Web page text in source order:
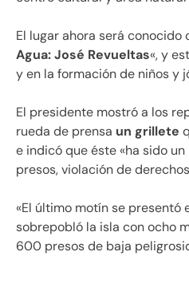
El lugar ahora será conocido
Agua: José Revueltas«, y
y en la formación de niños y
El presidente mostró a los
rueda de prensa un grillete
e indicó que éste «ha sido
presos, violación de
«El último motín se presentó
sobrepobló la isla con ocho
600 presos de baja